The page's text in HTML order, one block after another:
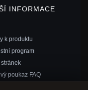
INFORMACE
k produktu
program
stránek
poukaz FAQ